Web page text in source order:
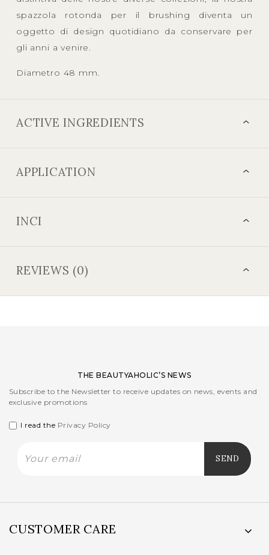
spazzola rotonda per il brushing diventa un
oggetto di design quotidiano da conservare per
gli anni a venire.
Diametro 48 mm.
ACTIVE INGREDIENTS
APPLICATION
INCI
REVIEWS (0)
THE BEAUTYAHOLIC’S NEWS
Subscribe to the Newsletter to receive updates on news, events and
exclusive promotions
I read the Privacy Policy
CUSTOMER CARE